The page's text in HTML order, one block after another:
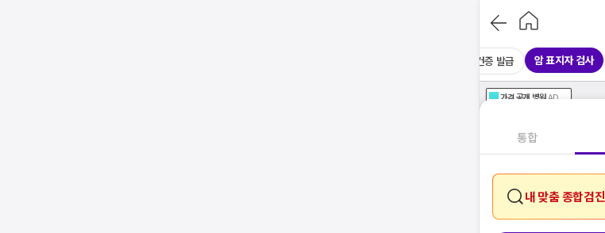
보건증 발급 암 표지자 검사
가격공개 병원AD
통합
내 맞춤 종합검진